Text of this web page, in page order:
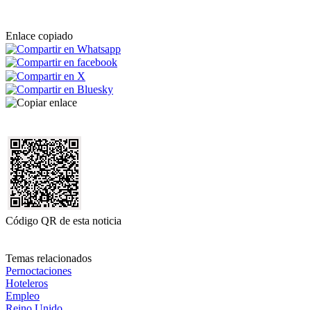
Enlace copiado
Código QR de esta noticia
Temas relacionados
Pernoctaciones
Hoteleros
Empleo